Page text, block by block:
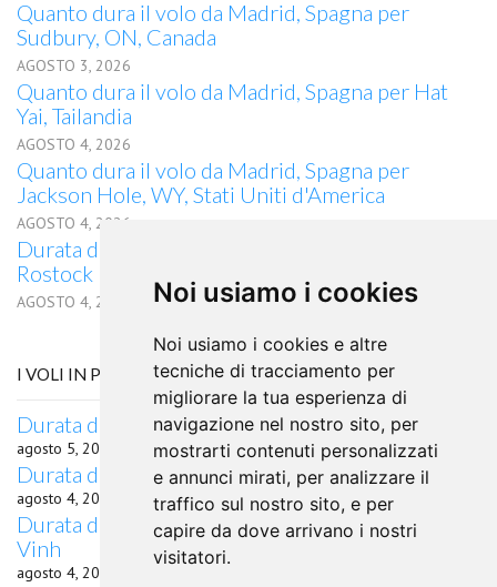
Noi usiamo i cookies
Noi usiamo i cookies e altre
tecniche di tracciamento per
migliorare la tua esperienza di
navigazione nel nostro sito, per
mostrarti contenuti personalizzati
e annunci mirati, per analizzare il
traffico sul nostro sito, e per
capire da dove arrivano i nostri
visitatori.
Quanto dura il volo da Madrid, Spagna per
Sudbury, ON, Canada
AGOSTO 3, 2026
Quanto dura il volo da Madrid, Spagna per Hat
Yai, Tailandia
AGOSTO 4, 2026
Quanto dura il volo da Madrid, Spagna per
Jackson Hole, WY, Stati Uniti d'America
AGOSTO 4, 2026
Durata del volo quanto dura il volo da Madrid per
Rostock
AGOSTO 4, 2026
I VOLI IN PARTENZA DA LIEPAJA
Durata del volo da Liepaja per Ottawa, ON
agosto 5, 2026
Durata del volo da Liepaja per Graz
agosto 4, 2026
Durata del volo quanto dura il volo da Liepaja per
Vinh
agosto 4, 2026